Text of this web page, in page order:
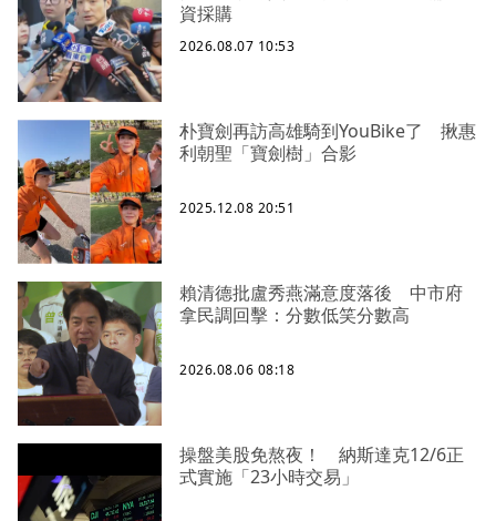
資採購
2026.08.07 10:53
朴寶劍再訪高雄騎到YouBike了 揪惠
利朝聖「寶劍樹」合影
2025.12.08 20:51
賴清德批盧秀燕滿意度落後 中市府
拿民調回擊：分數低笑分數高
2026.08.06 08:18
操盤美股免熬夜！ 納斯達克12/6正
式實施「23小時交易」